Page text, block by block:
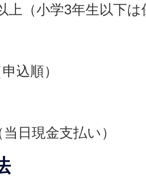
上（小学3年生以下は
込順）
日現金支払い）